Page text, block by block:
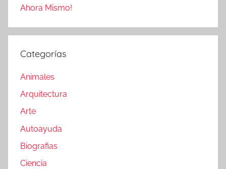
Ahora Mismo!
Categorías
Animales
Arquitectura
Arte
Autoayuda
Biografias
Ciencia